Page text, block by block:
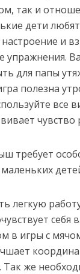
так и
дети
и
упражнения.
для папы
полезна
все
чувство
требует
легкую
себя
в игры с
же